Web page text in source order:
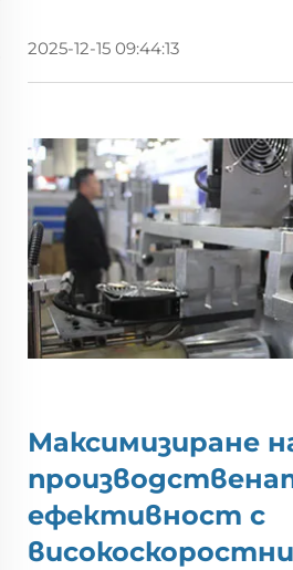
2025-12-15 09:44:13
Максимизиране
ефективност с